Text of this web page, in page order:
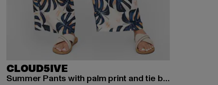
CLOUD5IVE
Summer Pants with palm print and tie belt